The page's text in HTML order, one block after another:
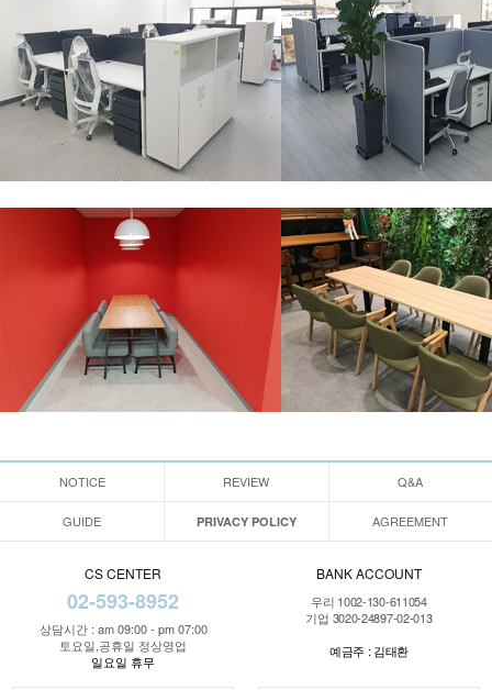
NOTICE REVIEW Q&A
GUIDE PRIVACY POLICY AGREEMENT
CS CENTER
02-593-8952
상담시간 : am 09:00 - pm 07:00
토요일,공휴일 정상영업
일요일 휴무
BANK ACCOUNT
우리 1002-130-611054
기업 3020-24897-02-013
예금주 : 김태환